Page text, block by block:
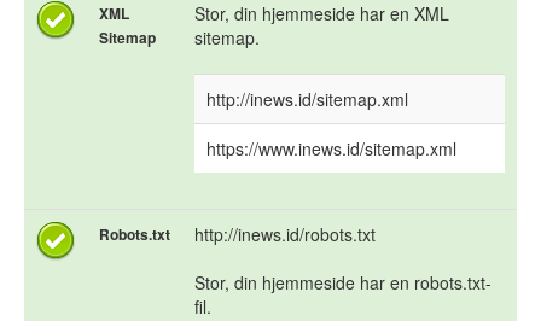
XML
Sitemap
Stor, din hjemmeside har en XML
sitemap.
http://inews.id/sitemap.xml
https://www.inews.id/sitemap.xml
Robots.txt
http://inews.id/robots.txt
Stor, din hjemmeside har en robots.txt-
fil.